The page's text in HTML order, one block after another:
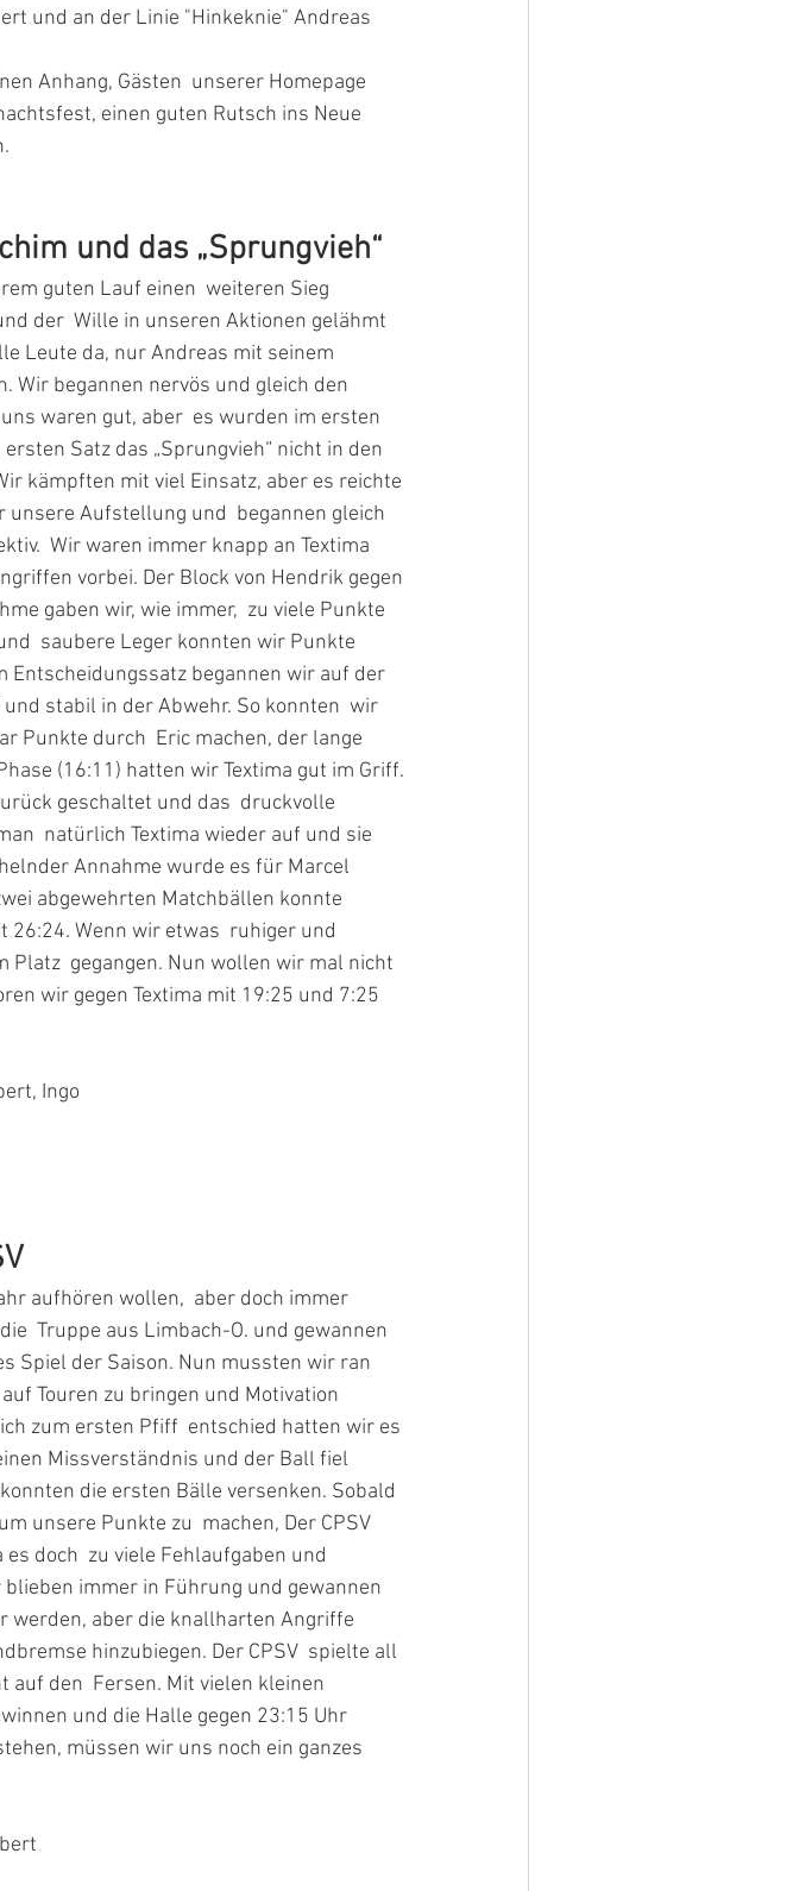
und an der Linie "Hinkeknie" Andreas
Anhang, Gästen  unserer Homepage
einen guten Rutsch ins Neue
und das „Sprungvieh“
guten Lauf einen  weiteren Sieg
der  Wille in unseren Aktionen gelähmt
Leute da, nur Andreas mit seinem
Wir begannen nervös und gleich den
waren gut, aber  es wurden im ersten
Satz das „Sprungvieh“ nicht in den
kämpften mit viel Einsatz, aber es reichte
Aufstellung und  begannen gleich
Wir waren immer knapp an Textima
vorbei. Der Block von Hendrik gegen
gaben wir, wie immer,  zu viele Punkte
saubere Leger konnten wir Punkte
Entscheidungssatz begannen wir auf der
stabil in der Abwehr. So konnten  wir
Punkte durch  Eric machen, der lange
(16:11) hatten wir Textima gut im Griff.
geschaltet und das  druckvolle
natürlich Textima wieder auf und sie
Annahme wurde es für Marcel
abgewehrten Matchbällen konnte
26:24. Wenn wir etwas  ruhiger und
gegangen. Nun wollen wir mal nicht
wir gegen Textima mit 19:25 und 7:25
Ingo
aufhören wollen,  aber doch immer
Truppe aus Limbach-O. und gewannen
Spiel der Saison. Nun mussten wir ran
Touren zu bringen und Motivation
zum ersten Pfiff  entschied hatten wir es
Missverständnis und der Ball fiel
die ersten Bälle versenken. Sobald
unsere Punkte zu  machen, Der CPSV
doch  zu viele Fehlaufgaben und
immer in Führung und gewannen
werden, aber die knallharten Angriffe
hinzubiegen. Der CPSV  spielte all
auf den  Fersen. Mit vielen kleinen
und die Halle gegen 23:15 Uhr
müssen wir uns noch ein ganzes